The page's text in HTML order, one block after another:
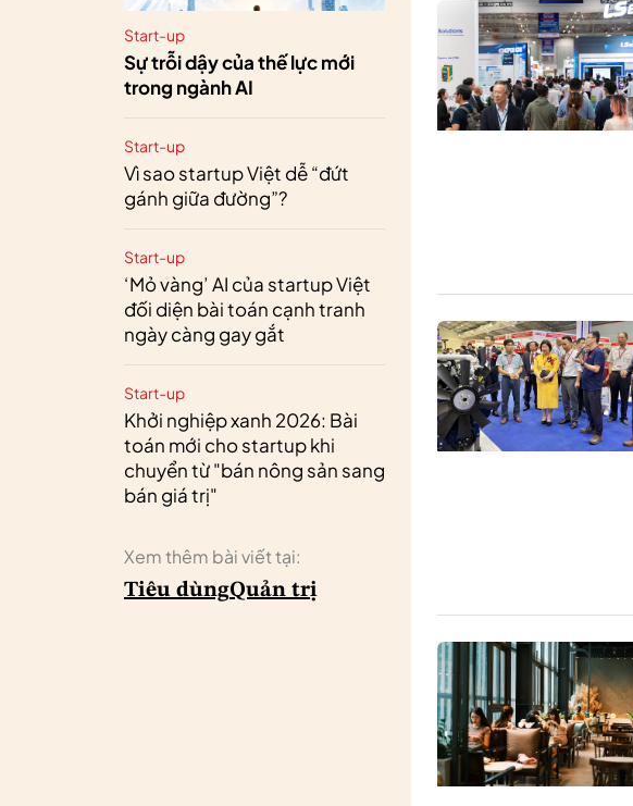
Start-up
Sự trỗi dậy của thế lực mới
trong ngành AI
Start-up
Vì sao startup Việt dễ “đứt
gánh giữa đường”?
Start-up
‘Mỏ vàng’ AI của startup Việt
đối diện bài toán cạnh tranh
ngày càng gay gắt
Start-up
Khởi nghiệp xanh 2026: Bài
toán mới cho startup khi
chuyển từ "bán nông sản sang
bán giá trị"
Xem thêm bài viết tại:
Tiêu dùngQuản trị